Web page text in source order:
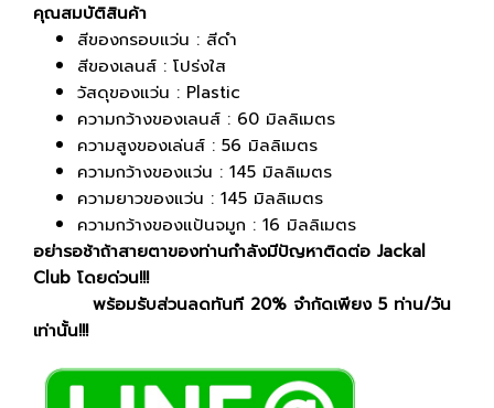
คุณสมบัติสินค้า
สีของกรอบแว่น : สีดำ
สีของเลนส์ : โปร่งใส
วัสดุของแว่น : Plastic
ความกว้างของเลนส์ : 60 มิลลิเมตร
ความสูงของเล่นส์ : 56 มิลลิเมตร
ความกว้างของแว่น : 145 มิลลิเมตร
ความยาวของแว่น : 145 มิลลิเมตร
ความกว้างของแป้นจมูก : 16 มิลลิเมตร
อย่ารอช้าถ้าสายตาของท่านกำลังมีปัญหาติดต่อ Jackal
Club โดยด่วน!!!
พร้อมรับส่วนลดทันที 20% จำกัดเพียง 5 ท่าน/วัน
เท่านั้น!!!